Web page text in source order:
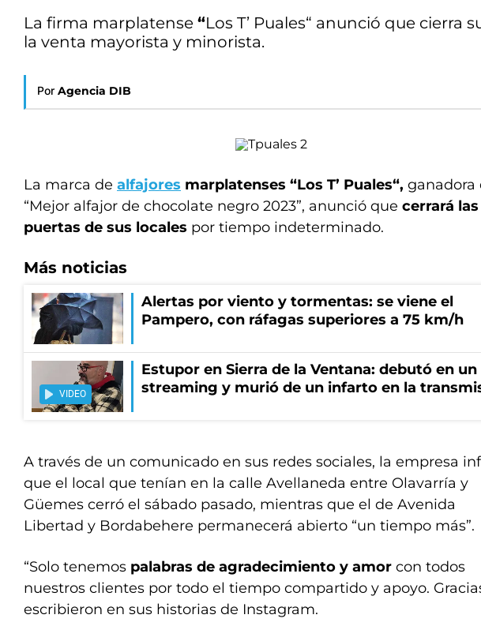
La firma marplatense “Los T’ Puales“ anunció que cierra
la venta mayorista y minorista.
Por Agencia DIB
La marca de alfajores marplatenses “Los T’ Puales“, ganadora
“Mejor alfajor de chocolate negro 2023”, anunció que cerrará las
puertas de sus locales por tiempo indeterminado.
Más noticias
Alertas por viento y tormentas: se viene el
Pampero, con ráfagas superiores a 75 km/h
VIDEO
Estupor en Sierra de la Ventana: debutó en un
streaming y murió de un infarto en la
A través de un comunicado en sus redes sociales, la empresa
que el local que tenían en la calle Avellaneda entre Olavarría y
Güemes cerró el sábado pasado, mientras que el de Avenida
Libertad y Bordabehere permanecerá abierto “un tiempo más”.
“Solo tenemos palabras de agradecimiento y amor con todos
nuestros clientes por todo el tiempo compartido y apoyo.
escribieron en sus historias de Instagram.